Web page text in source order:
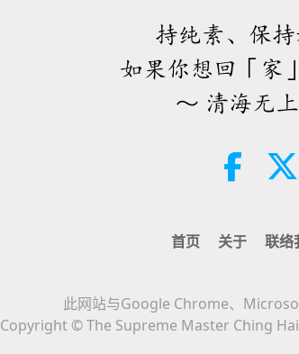
持纯素、保持
如果你想回「家
～ 清海无
首页 关于 联络
此网站与Google Chrome、
Copyright © The Supreme Master Ching